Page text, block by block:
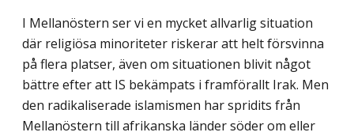
I Mellanöstern ser vi en mycket allvarlig situation
där religiösa minoriteter riskerar att helt försvinna
på flera platser, även om situationen blivit något
bättre efter att IS be­kämpats i framförallt Irak. Men
den radikaliserade islamismen har spridits från
Mellan­östern till afrikanska länder söder om eller